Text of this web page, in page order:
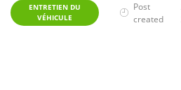
ENTRETIEN DU
VÉHICULE
Post
created